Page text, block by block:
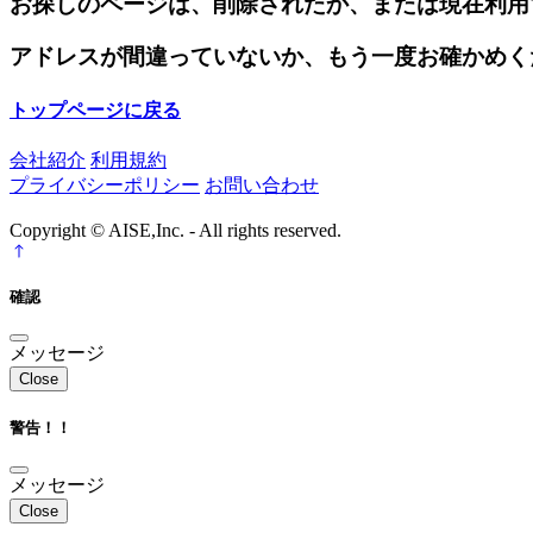
アドレスが間違っていないか、もう一度お確かめ
トップページに戻る
会社紹介 利用規約
プライバシーポリシー お問い合わせ
Copyright © AISE,Inc. - All rights reserved.
確認
メッセージ
Close
警告！！
メッセージ
Close